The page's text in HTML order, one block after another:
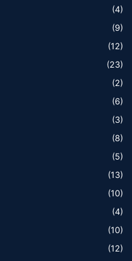
(4)
(9)
(12)
(23)
(2)
(6)
(3)
(8)
(5)
(13)
(10)
(4)
(10)
(12)